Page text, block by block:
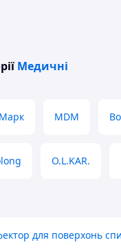
Медичні
MDM
O.L.KAR.
для поверхонь